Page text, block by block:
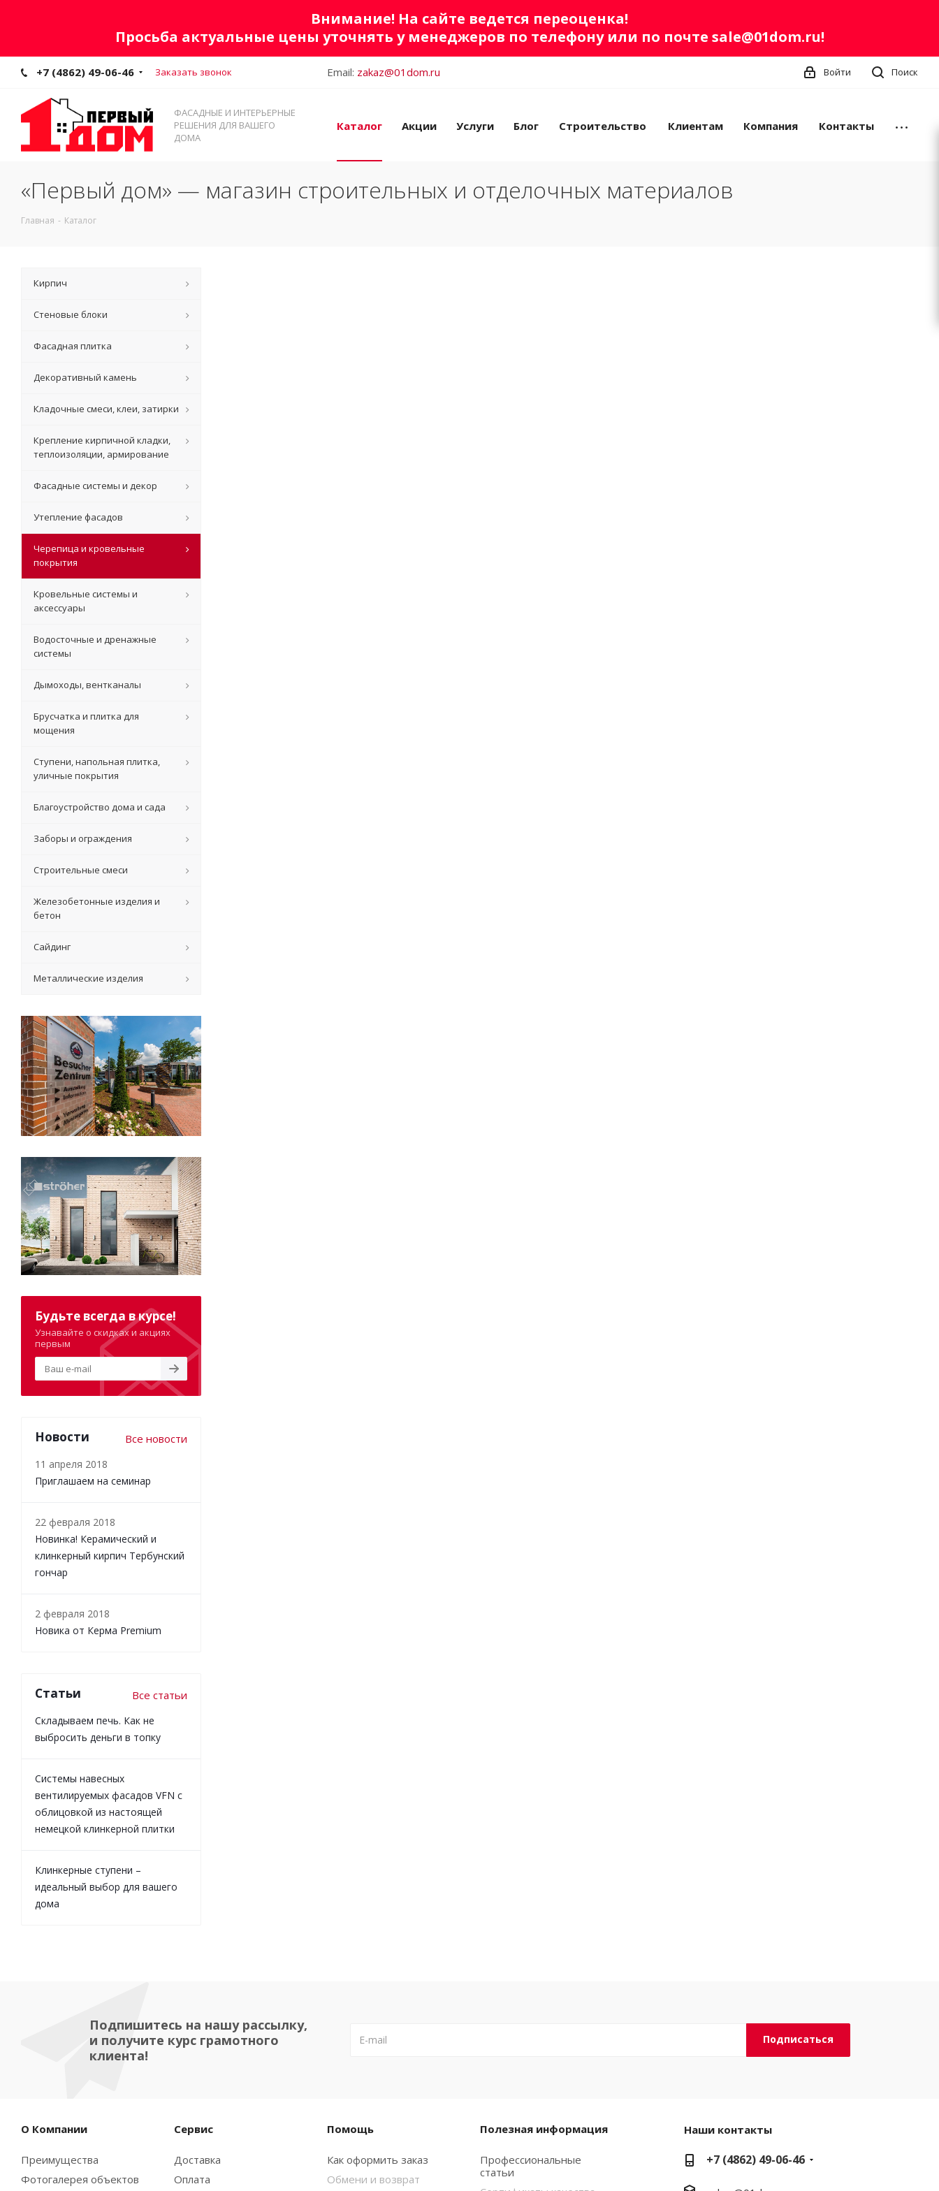
Внимание! На сайте ведется переоценка!
Просьба актуальные цены уточнять у менеджеров по телефону или по почте sale@01dom.ru!
+7 (4862) 49-06-46 Заказать звонок Email: zakaz@01dom.ru Поиск
Войти
ФАСАДНЫЕ И ИНТЕРЬЕРНЫЕ
РЕШЕНИЯ ДЛЯ ВАШЕГО
ДОМА
Каталог Акции Услуги Блог Строительство Клиентам Компания Контакты
«Первый дом» — магазин строительных и отделочных материалов
Главная - Каталог
Кирпич
Стеновые блоки
Фасадная плитка
Декоративный камень
Кладочные смеси, клеи, затирки
Крепление кирпичной кладки,
теплоизоляции, армирование
Фасадные системы и декор
Утепление фасадов
Черепица и кровельные
покрытия
Кровельные системы и
аксессуары
Водосточные и дренажные
системы
Дымоходы, вентканалы
Брусчатка и плитка для
мощения
Ступени, напольная плитка,
уличные покрытия
Благоустройство дома и сада
Заборы и ограждения
Строительные смеси
Железобетонные изделия и
бетон
Сайдинг
Металлические изделия
Будьте всегда в курсе!
Узнавайте о скидках и акциях
первым
Новости Все новости
11 апреля 2018
Приглашаем на семинар
22 февраля 2018
Новинка! Керамический и
клинкерный кирпич Тербунский
гончар
2 февраля 2018
Новика от Керма Premium
Статьи Все статьи
Складываем печь. Как не
выбросить деньги в топку
Системы навесных
вентилируемых фасадов VFN с
облицовкой из настоящей
немецкой клинкерной плитки
Клинкерные ступени –
идеальный выбор для вашего
дома
Подпишитесь на нашу рассылку,
и получите курс грамотного
клиента!
О Компании
Преимущества
Фотогалерея объектов
Сервис
Доставка
Оплата
Помощь
Как оформить заказ
Обмени и возврат
Полезная информация
Профессиональные
статьи
Наши контакты
+7 (4862) 49-06-46